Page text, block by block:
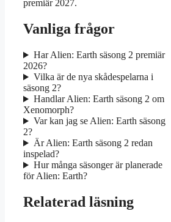
premiär 2027.
Vanliga frågor
Har Alien: Earth säsong 2 premiär
2026?
Vilka är de nya skådespelarna i
säsong 2?
Handlar Alien: Earth säsong 2 om
Xenomorph?
Var kan jag se Alien: Earth säsong
2?
Är Alien: Earth säsong 2 redan
inspelad?
Hur många säsonger är planerade
för Alien: Earth?
Relaterad läsning